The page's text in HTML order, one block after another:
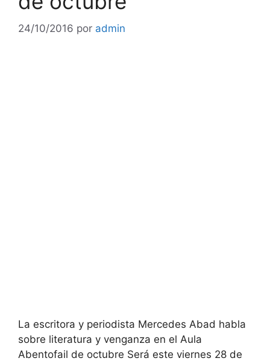
24/10/2016 por admin
La escritora y periodista Mercedes Abad habla
sobre literatura y venganza en el Aula
Abentofail de octubre Será este viernes 28 de